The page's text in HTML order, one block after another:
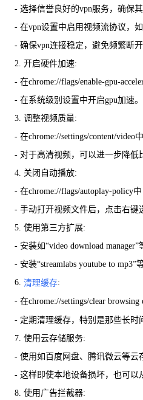
- 选择信誉良好的vpn服务，确保
- 在vpn设置中启用视频流协议，如
- 确保vpn连接稳定，避免频繁断开
2. 开启硬件加速:
- 在chrome://flags/enable-gpu-
- 在系统级别设置中开启gpu加速。
3. 调整视频质量:
- 在chrome://settings/content/video
- 对于高清视频，可以进一步降低
4. 关闭自动播放:
- 在chrome://flags/autoplay-policy
- 手动打开视频文件后，点击右键
5. 使用第三方扩展:
- 安装如“video download
- 安装“streamlabs youtube to
6. 清理缓存:
- 在chrome://settings/clear browsing
- 定期清理缓存，特别是那些长时
7. 使用云存储服务:
- 使用如百度网盘、腾讯微云等云
- 这样即使本地设备损坏，也可以
8. 使用广告拦截器: